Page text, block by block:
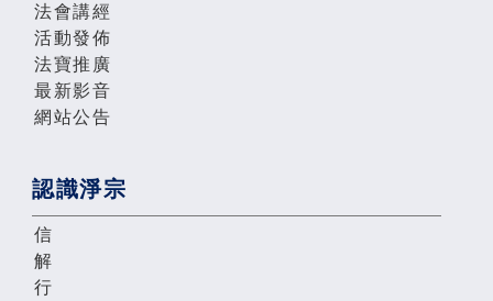
法會講經
活動發佈
法寶推廣
最新影音
網站公告
認識淨宗
信
解
行